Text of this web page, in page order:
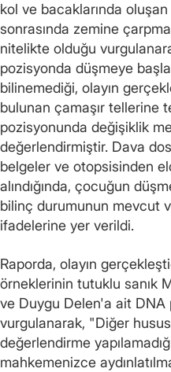
kol ve bacaklarında
sonrasında zemine
nitelikte olduğu
pozisyonda düşmeye
bilinemediği, olayın
bulunan çamaşır tellerine
pozisyonunda değişiklik
değerlendirmiştir. Dava
belgeler ve otopsisinden
alındığında, çocuğun
bilinç durumunun mevcut
ifadelerine yer verildi.
Raporda, olayın
örneklerinin tutuklu sanık
ve Duygu Delen'a ait
vurgulanarak, "Diğer
değerlendirme
mahkemenizce